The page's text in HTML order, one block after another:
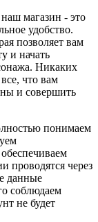
магазин - это
удобство.
позволяет вам
и начать
Никаких
что вам
и совершить
понимаем
проводятся через
данные
соблюдаем
не будет